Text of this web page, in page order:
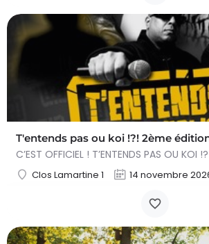
T'entends pas ou koi !?! 2ème
Clos Lamartine 1 14 novembre